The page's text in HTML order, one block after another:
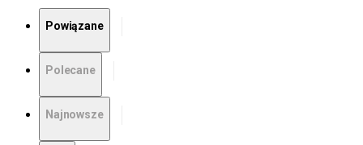
Powiązane
Polecane
Najnowsze